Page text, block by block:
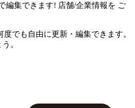
編集できます! 店舗/企業情報を ご
でも自由に更新・編集できます。
。